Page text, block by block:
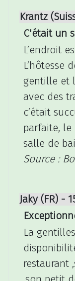
Krantz
C'était un
L’endroit
L’hôtesse
gentille et
avec des
c’était
parfaite,
salle de
Source :
Jaky (FR) -
La
restaurant